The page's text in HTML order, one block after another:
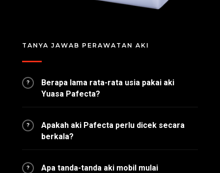
TANYA JAWAB PERAWATAN AKI
?
Berapa lama rata-rata usia pakai aki
Yuasa Pafecta?
?
Apakah aki Pafecta perlu dicek secara
berkala?
?
Apa tanda-tanda aki mobil mulai